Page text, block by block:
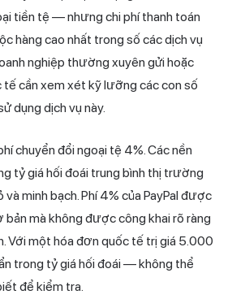
tiền tệ — nhưng chi phí thanh toán
hàng cao nhất trong số các dịch vụ
nghiệp thường xuyên gửi hoặc
tế cần xem xét kỹ lưỡng các con số
dụng dịch vụ này.
chuyển đổi ngoại tệ 4%. Các nền
tỷ giá hối đoái trung bình thị trường
minh bạch. Phí 4% của PayPal được
bản mà không được công khai rõ ràng
Với một hóa đơn quốc tế trị giá 5.000
trong tỷ giá hối đoái — không thể
để kiểm tra.